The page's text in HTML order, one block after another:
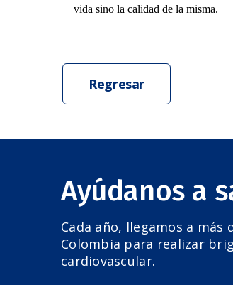
vida sino la calidad de la misma.
Regresar
Ayúdanos a
Cada año, llegamos a más
Colombia para realizar
cardiovascular.